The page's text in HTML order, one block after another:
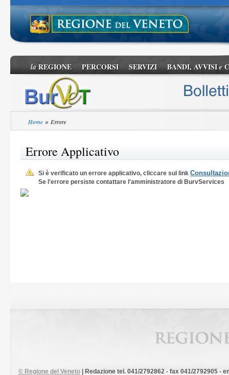
laREGIONE PERCORSI SERVIZI BANDI, AVVISIe
Home » Errore
Errore Applicativo
Si è verificato un errore applicativo, cliccare sul link
Se l'errore persiste contattare l'amministratore di BurvServices
© Regione del Veneto
| Redazione tel. 041/2792862 - fax 041/2792905 -